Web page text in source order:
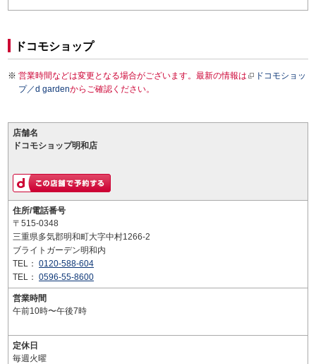
ドコモショップ
営業時間などは変更となる場合がございます。最新の情報は
ドコモショッ
プ／d gardenからご確認ください。
店舗名
ドコモショップ明和店
住所/電話番号
〒515-0348
三重県多気郡明和町大字中村1266-2
ブライトガーデン明和内
TEL： 0120-588-604
TEL： 0596-55-8600
営業時間
午前10時〜午後7時
定休日
毎週火曜